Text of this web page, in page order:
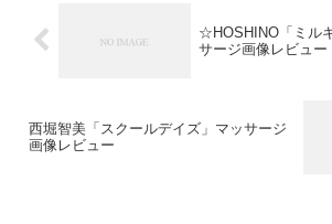
☆HOSHINO「ミル
サージ画像レビュー
西堀智美「スクールデイズ」マッサージ
画像レビュー